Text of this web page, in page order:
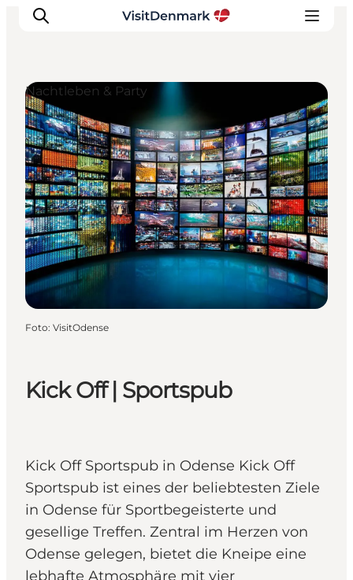
Inspiration
Regionen
Erlebnisse
Unterkünfte
Reiseplanung
Kick Off | Sportspub
Kick Off Sportspub in Odense Kick Off
Sportspub ist eines der beliebtesten Ziele
in Odense für Sportbegeisterte und
gesellige Treffen. Zentral im Herzen von
Odense gelegen, bietet die Kneipe eine
lebhafte Atmosphäre mit vier
Nachtleben & Party
Foto: VisitOdense